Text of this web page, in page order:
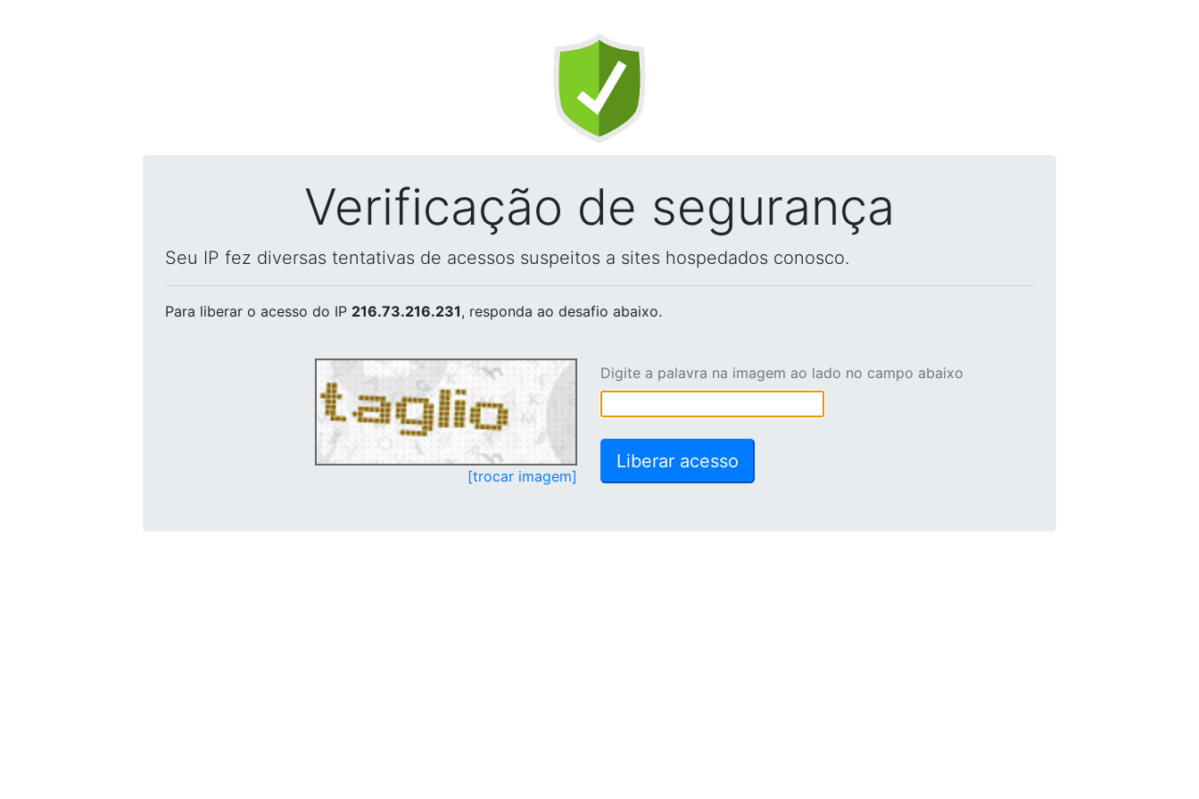
Verificação de segurança
Seu IP fez diversas tentativas de acessos suspeitos a sites hospedados conosco.
Para liberar o acesso do IP 216.73.216.231, responda ao desafio abaixo.
[trocar imagem]
Digite a palavra na imagem ao lado no campo abaixo